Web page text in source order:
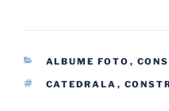
CATEGORII
ALBUME FOTO ,
ETICHETE
CATEDRALA ,